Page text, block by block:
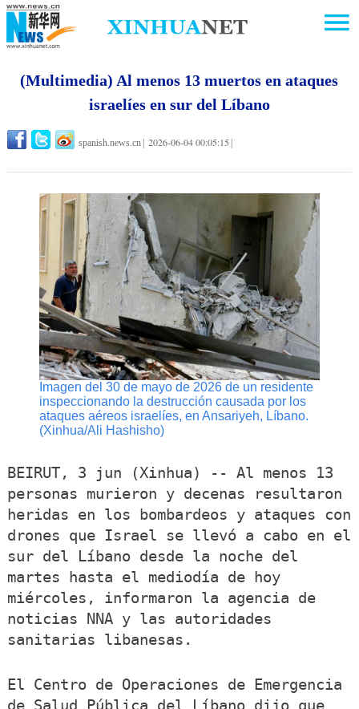
(Multimedia) Al menos 13 muertos en ataques
israelíes en sur del Líbano
spanish.news.cn 2026-06-04 00:05:15
Imagen del 30 de mayo de 2026 de un residente
inspeccionando la destrucción causada por los
ataques aéreos israelíes, en Ansariyeh, Líbano.
(Xinhua/Ali Hashisho)
BEIRUT, 3 jun (Xinhua) -- Al menos 13
personas murieron y decenas resultaron
heridas en los bombardeos y ataques con
drones que Israel se llevó a cabo en el
sur del Líbano desde la noche del
martes hasta el mediodía de hoy
miércoles, informaron la agencia de
noticias NNA y las autoridades
sanitarias libanesas.
El Centro de Operaciones de Emergencia
de Salud Pública del Líbano dijo que